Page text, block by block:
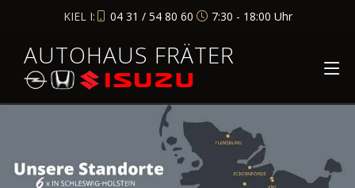
KIEL I: 04 31 / 54 80 60 7:30 - 18:00 Uhr
AUTOHAUS FRÄTER